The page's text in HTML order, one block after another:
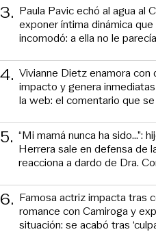
3. Paula Pavic echó al agua al
exponer íntima dinámica
incomodó: a ella no le parecía
4. Vivianne Dietz enamora
impacto y genera
la web: el comentario que
5. “Mi mamá nunca ha sido...”:
Herrera sale en defensa de
reacciona a dardo de Dra.
6. Famosa actriz impacta tras
romance con Camiroga y
situación: se acabó tras